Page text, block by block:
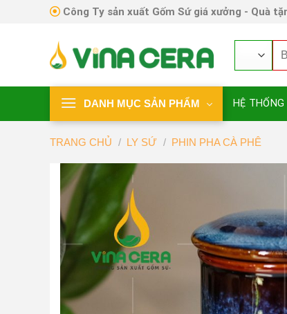
Công Ty sản xuất Gốm Sứ giá xưởng - Quà
DANH MỤC SẢN PHẨM HỆ
TRANG CHỦ / LY SỨ / PHIN PHA CÀ PHÊ